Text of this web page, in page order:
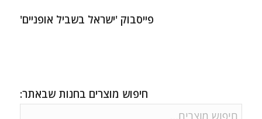
פייסבוק 'ישראל בשביל אופניים'
חיפוש מוצרים בחנות שבאתר: